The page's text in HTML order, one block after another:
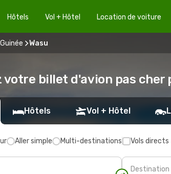
Hôtels Vol + Hôtel Location de voiture
Wasu
votre billet d'avion pas cher
Hôtels Vol + Hôtel
Aller simple Multi-destinations Vols directs
Destination